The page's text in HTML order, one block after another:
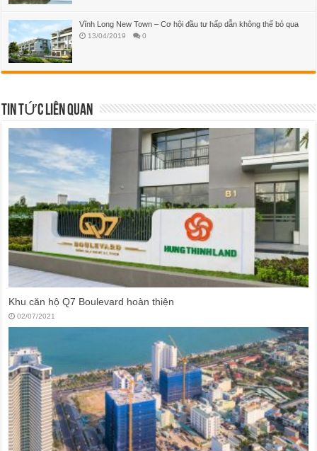
Vĩnh Long New Town – Cơ hội đầu tư hấp dẫn không thể bỏ qua
13/04/2019 0
TIN TỨC LIÊN QUAN
Khu căn hộ Q7 Boulevard hoàn thiện
02/07/2021